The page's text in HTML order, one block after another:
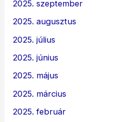
2025. szeptember
2025. augusztus
2025. július
2025. június
2025. május
2025. március
2025. február